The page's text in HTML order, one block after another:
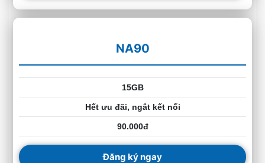
NA90
15GB
Hết ưu đãi, ngắt kết nối
90.000đ
Đăng ký ngay